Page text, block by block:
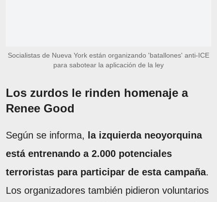
Socialistas de Nueva York están organizando 'batallones' anti-ICE
para sabotear la aplicación de la ley
Los zurdos le rinden homenaje a
Renee Good
Según se informa,
la izquierda neoyorquina
está entrenando a 2.000 potenciales
terroristas para participar de esta campaña.
Los organizadores también pidieron voluntarios